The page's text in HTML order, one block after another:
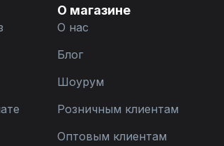
О магазине
О нас
Блог
Шоурум
Розничным клиентам
Оптовым клиентам